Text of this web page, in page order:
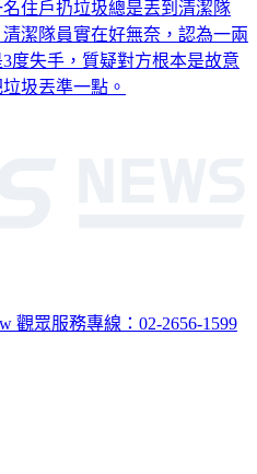
住戶扔垃圾總是丟到清潔隊
潔隊員實在好無奈，認為一兩
度失手，質疑對方根本是故意
圾丟準一點。
觀眾服務專線：02-2656-1599